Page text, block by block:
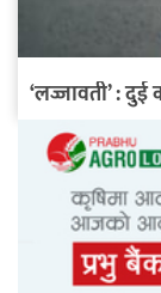
‘लज्जावती’ :